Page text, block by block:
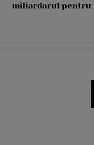
miliardarul pentru